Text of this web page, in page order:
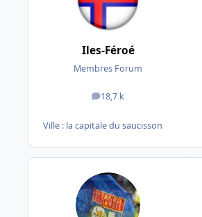
Iles-Féroé
Membres Forum
18,7 k
messages
Ville : la capitale du saucisson